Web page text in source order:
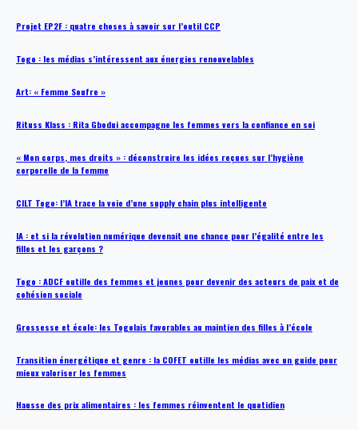
Projet EP2F : quatre choses à savoir sur l’outil CCP
Togo : les médias s’intéressent aux énergies renouvelables
Art: « Femme Soufre »
Rituss Klass : Rita Gbodui accompagne les femmes vers la confiance en soi
« Mon corps, mes droits » : déconstruire les idées reçues sur l’hygiène
corporelle de la femme
CILT Togo: l’IA trace la voie d’une supply chain plus intelligente
IA : et si la révolution numérique devenait une chance pour l’égalité entre les
filles et les garçons ?
Togo : ADCF outille des femmes et jeunes pour devenir des acteurs de paix et de
cohésion sociale
Grossesse et école: les Togolais favorables au maintien des filles à l’école
Transition énergétique et genre : la COFET outille les médias avec un guide pour
mieux valoriser les femmes
Hausse des prix alimentaires : les femmes réinventent le quotidien